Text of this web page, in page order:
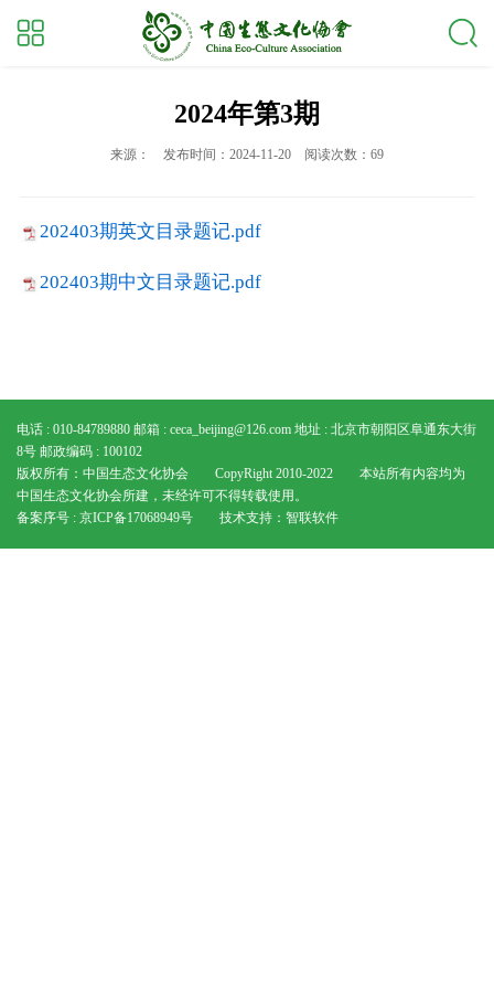
2024年第3期
来源： 发布时间：2024-11-20 阅读次数：69
202403期英文目录题记.pdf
202403期中文目录题记.pdf
电话 : 010-84789880 邮箱 : ceca_beijing@126.com 地址 : 北京市朝阳区阜通东大街
8号 邮政编码 : 100102
版权所有：中国生态文化协会 CopyRight 2010-2022 本站所有内容均为
中国生态文化协会所建，未经许可不得转载使用。
备案序号 : 京ICP备17068949号技术支持： 智联软件